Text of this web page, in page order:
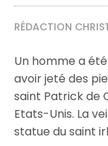
RÉDACTION
Un homme a
avoir jeté des
saint Patrick de
Etats-Unis. La
statue du saint